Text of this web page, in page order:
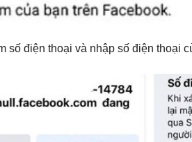
số điện thoại và nhập số điện thoại